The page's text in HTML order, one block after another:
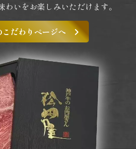
わいをお楽しみいただけます。
こだわりページへ